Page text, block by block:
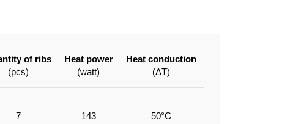
of ribs
(pcs)
Heat power
(watt)
Heat conduction
(ΔT)
7 143 50°C